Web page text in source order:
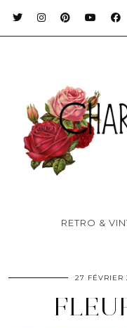
RETRO &
27 FÉVRIER